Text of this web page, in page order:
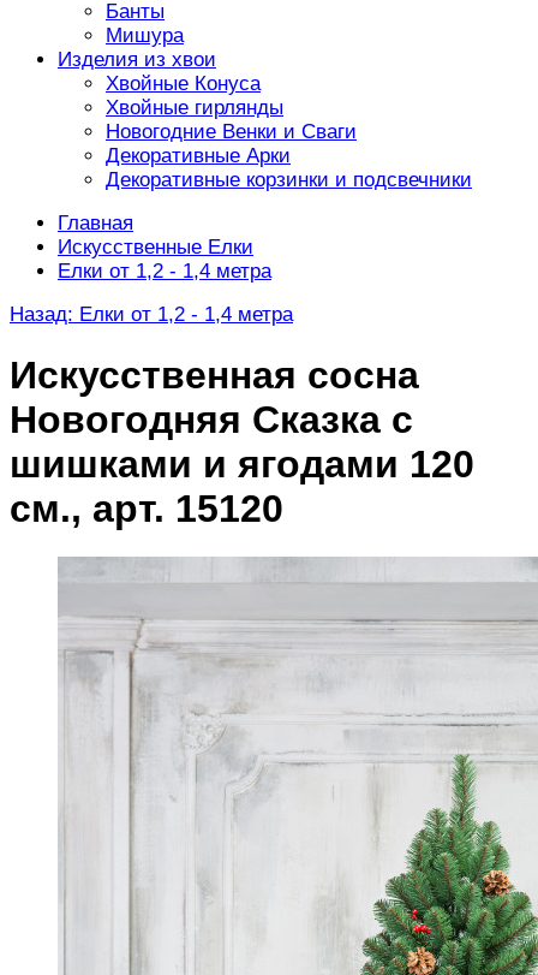
Банты
Мишура
Изделия из хвои
Хвойные Конуса
Хвойные гирлянды
Новогодние Венки и Сваги
Декоративные Арки
Декоративные корзинки и подсвечники
Главная
Искусственные Елки
Елки от 1,2 - 1,4 метра
Назад: Елки от 1,2 - 1,4 метра
Искусственная сосна
Новогодняя Сказка с
шишками и ягодами 120
см., арт. 15120